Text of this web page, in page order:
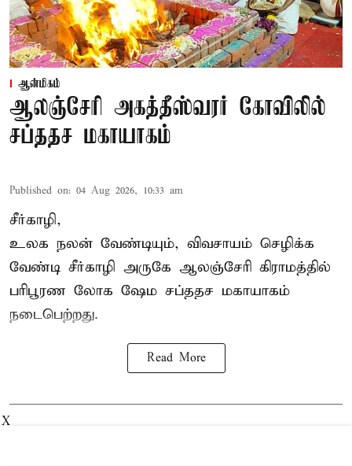
ஆன்மிகம்
ஆலஞ்சேரி அகத்தீஸ்வரர் கோவிலில்
சப்ததச மகாயாகம்
Published on: 04 Aug 2026, 10:33 am
சீர்காழி,
உலக நலன் வேண்டியும், விவசாயம் செழிக்க
வேண்டி சீர்காழி அருகே ஆலஞ்சேரி கிராமத்தில்
பரிபூரண லோக ஷேம சப்ததச மகாயாகம்
நடைபெற்றது.
Read More
X